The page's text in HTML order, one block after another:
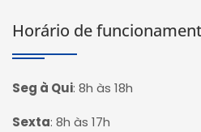
Horário de
Seg à Qui: 8h às 18h
Sexta: 8h às 17h